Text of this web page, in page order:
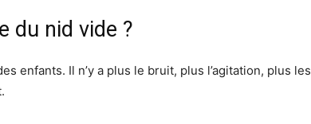
du nid vide ?
enfants. Il n’y a plus le bruit, plus l’agitation, plus les